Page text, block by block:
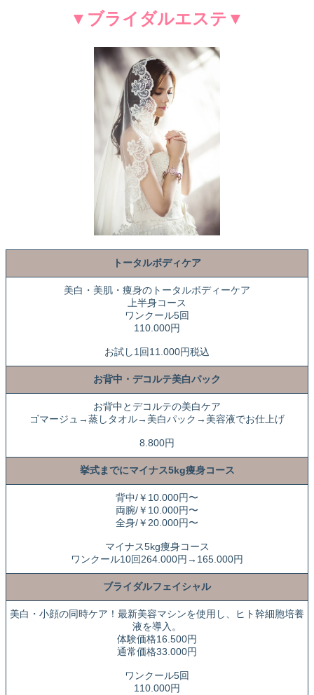
▼ブライダルエステ▼
トータルボディケア
美白・美肌・痩身のトータルボディーケア
上半身コース
ワンクール5回
110.000円
お試し1回11.000円税込
お背中・デコルテ美白パック
お背中とデコルテの美白ケア
ゴマージュ→蒸しタオル→美白パック→美容液でお仕上げ
8.800円
挙式までにマイナス5kg痩身コース
背中/￥10.000円〜
両腕/￥10.000円〜
全身/￥20.000円〜
マイナス5kg痩身コース
ワンクール10回264.000円→165.000円
ブライダルフェイシャル
美白・小顔の同時ケア！最新美容マシンを使用し、ヒト幹細胞培養
液を導入。
体験価格16.500円
通常価格33.000円
ワンクール5回
110.000円